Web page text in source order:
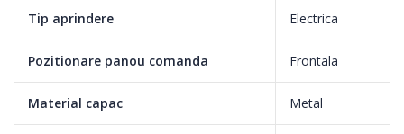
Tip aprindere Electrica
Pozitionare panou comanda Frontala
Material capac Metal